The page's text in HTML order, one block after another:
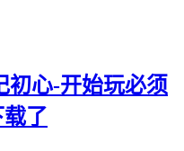
初心-开始玩必须
了